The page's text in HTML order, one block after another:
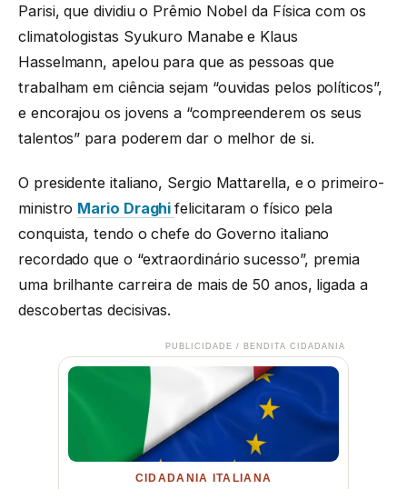
Parisi, que dividiu o Prêmio Nobel da Física com os
climatologistas Syukuro Manabe e Klaus
Hasselmann, apelou para que as pessoas que
trabalham em ciência sejam “ouvidas pelos políticos”,
e encorajou os jovens a “compreenderem os seus
talentos” para poderem dar o melhor de si.
O presidente italiano, Sergio Mattarella, e o primeiro-
ministro Mario Draghifelicitaram o físico pela
conquista, tendo o chefe do Governo italiano
recordado que o “extraordinário sucesso”, premia
uma brilhante carreira de mais de 50 anos, ligada a
descobertas decisivas.
PUBLICIDADE / BENDITA CIDADANIA
CIDADANIA ITALIANA